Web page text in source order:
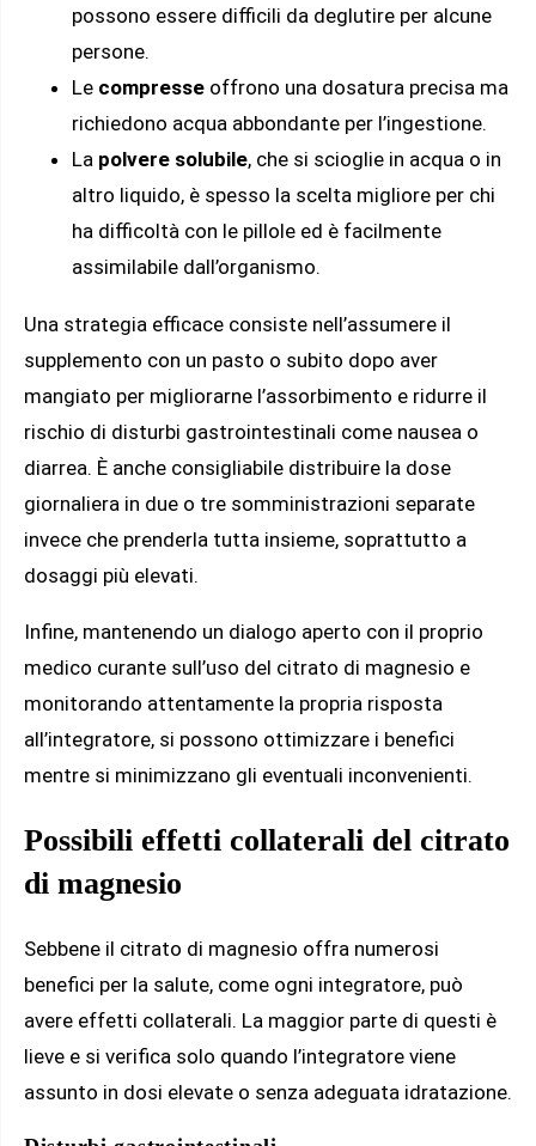
possono essere difficili da deglutire per alcune
persone.
Le compresse offrono una dosatura precisa ma
richiedono acqua abbondante per l’ingestione.
La polvere solubile, che si scioglie in acqua o in
altro liquido, è spesso la scelta migliore per chi
ha difficoltà con le pillole ed è facilmente
assimilabile dall’organismo.
Una strategia efficace consiste nell’assumere il
supplemento con un pasto o subito dopo aver
mangiato per migliorarne l’assorbimento e ridurre il
rischio di disturbi gastrointestinali come nausea o
diarrea. È anche consigliabile distribuire la dose
giornaliera in due o tre somministrazioni separate
invece che prenderla tutta insieme, soprattutto a
dosaggi più elevati.
Infine, mantenendo un dialogo aperto con il proprio
medico curante sull’uso del citrato di magnesio e
monitorando attentamente la propria risposta
all’integratore, si possono ottimizzare i benefici
mentre si minimizzano gli eventuali inconvenienti.
Possibili effetti collaterali del citrato
di magnesio
Sebbene il citrato di magnesio offra numerosi
benefici per la salute, come ogni integratore, può
avere effetti collaterali. La maggior parte di questi è
lieve e si verifica solo quando l’integratore viene
assunto in dosi elevate o senza adeguata idratazione.